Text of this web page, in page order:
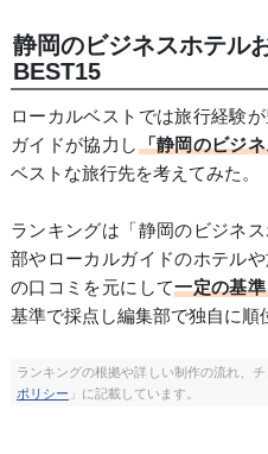
静岡のビジネスホテル
BEST15
ローカルベストでは旅行経験
ガイドが協力し「静岡のビジ
ベストな旅行先を考えてみた。
ランキングは「静岡のビジネ
部やローカルガイドのホテル
の口コミを元にして一定の基
基準で採点し編集部で独自に順
ランキングの根拠や詳しい制作の流れ、
ポリシー 」に記載しています。